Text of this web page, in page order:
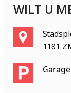
WILT U
1181